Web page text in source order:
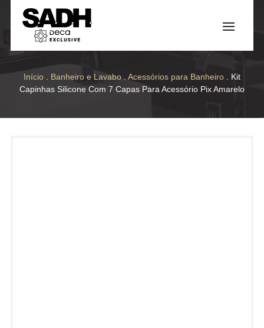
Início Banheiro e Lavabo Acessórios para Banheiro . Kit
Capinhas Silicone Com 7 Capas Para Acessório Pix Amarelo